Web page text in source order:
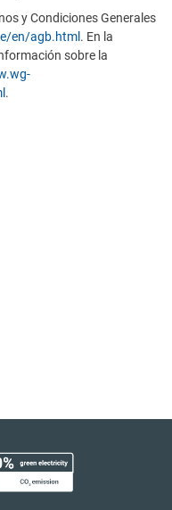
y Condiciones Generales
en/agb.html . En la
sobre la
.